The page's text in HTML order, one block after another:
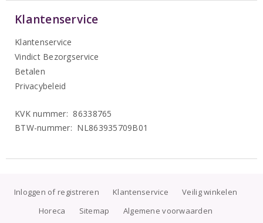
Klantenservice
Klantenservice
Vindict Bezorgservice
Betalen
Privacybeleid
KVK nummer: 86338765
BTW-nummer: NL863935709B01
Inloggen of registreren Klantenservice
Veilig winkelen
Horeca
Sitemap Algemene voorwaarden